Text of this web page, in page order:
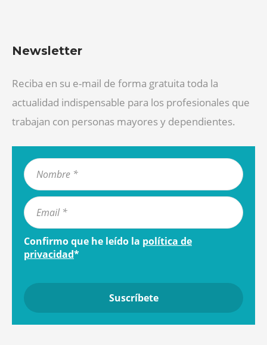
Newsletter
Reciba en su e-mail de forma gratuita toda la
actualidad indispensable para los profesionales que
trabajan con personas mayores y dependientes.
Confirmo que he leído la política de
privacidad*